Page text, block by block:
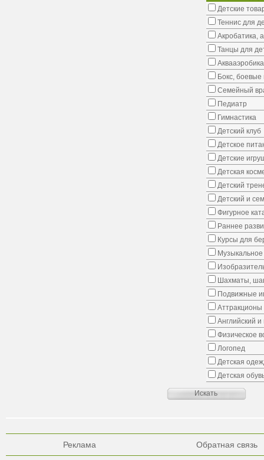
Детские
Теннис для
Акробатика,
Танцы для
Бокс, боевые
Семейный
Педиатр
Гимнастика
Детский клуб
Детское
Детские
Детская
Детский
Детский и
Фигурное
Раннее
Курсы для
Шахматы,
Подвижные
Аттракционы
Английский
Физическое
Логопед
Детская
Детская
Реклама Обратная связь